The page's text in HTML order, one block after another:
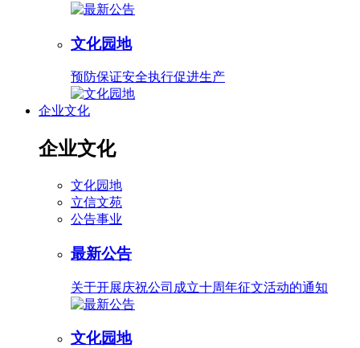
文化园地
预防保证安全执行促进生产
企业文化
企业文化
文化园地
立信文苑
公告事业
最新公告
关于开展庆祝公司成立十周年征文活动的通知
文化园地